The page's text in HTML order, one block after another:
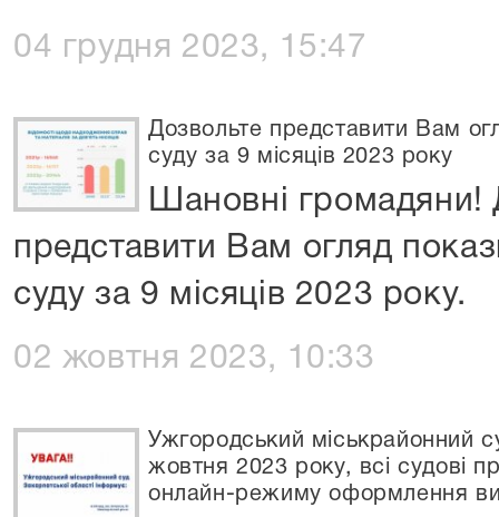
04 грудня 2023, 15:47
Дозвольте представити Вам
суду за 9 місяців 2023 року
Шановні громадяни!
представити Вам огляд
суду за 9 місяців 2023 року.
02 жовтня 2023, 10:33
Ужгородський міськрайонний
жовтня 2023 року, всі судові
онлайн-режиму оформлення